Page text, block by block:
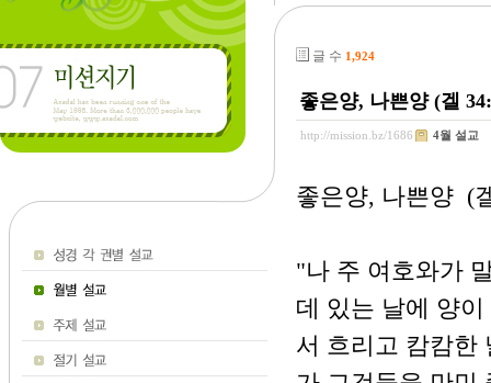
글 수 1,924
좋은양, 나쁜양 (겔
http://mission.bz/1686 4월 설교
좋은양, 나쁜양 (
"나 주 여호와가
데 있는 날에 양
서 흐리고 캄캄한